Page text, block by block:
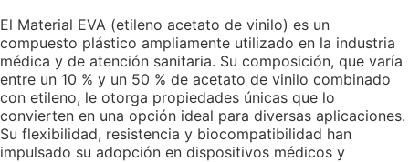
El Material EVA (etileno acetato de vinilo) es un
compuesto plástico ampliamente utilizado en la industria
médica y de atención sanitaria. Su composición, que varía
entre un 10 % y un 50 % de acetato de vinilo combinado
con etileno, le otorga propiedades únicas que lo
convierten en una opción ideal para diversas aplicaciones.
Su flexibilidad, resistencia y biocompatibilidad han
impulsado su adopción en dispositivos médicos y